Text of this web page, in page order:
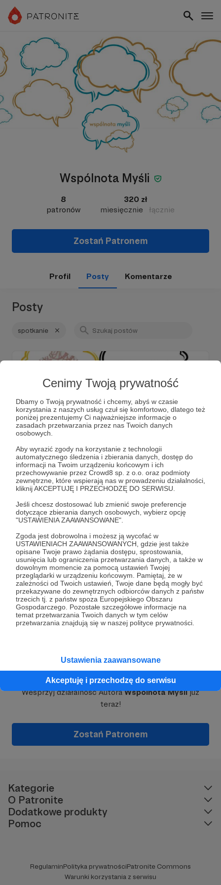
Cenimy Twoją prywatność
Dbamy o Twoją prywatność i chcemy, abyś w czasie
korzystania z naszych usług czuł się komfortowo, dlatego też
poniżej prezentujemy Ci najważniejsze informacje o
zasadach przetwarzania przez nas Twoich danych
osobowych.
Aby wyrazić zgody na korzystanie z technologii
automatycznego śledzenia i zbierania danych, dostęp do
informacji na Twoim urządzeniu końcowym i ich
przechowywanie przez Crowd8 sp. z o.o. oraz podmioty
zewnętrzne, które wspierają nas w prowadzeniu działalności,
kliknij AKCEPTUJĘ I PRZECHODZĘ DO SERWISU.
Jeśli chcesz dostosować lub zmienić swoje preferencje
dotyczące zbierania danych osobowych, wybierz opcję
"USTAWIENIA ZAAWANSOWANE".
Zgoda jest dobrowolna i możesz ją wycofać w
USTAWIENIACH ZAAWANSOWANYCH, gdzie jest także
opisane Twoje prawo żądania dostępu, sprostowania,
usunięcia lub ograniczenia przetwarzania danych, a także w
dowolnym momencie za pomocą ustawień Twojej
przeglądarki w urządzeniu końcowym. Pamiętaj, że w
zależności od Twoich ustawień, Twoje dane będą mogły być
przekazywane do zewnętrznych odbiorców danych z państw
trzecich tj. z państw spoza Europejskiego Obszaru
Gospodarczego. Pozostałe szczegółowe informacje na
temat przetwarzania Twoich danych w tym celów
przetwarzania znajdują się w naszej polityce prywatności.
Ustawienia zaawansowane
Akceptuję i przechodzę do serwisu
Wspólnota Myśli
8
patronów
320 zł
miesięcznie
łącznie
Zostań Patronem
Profil Posty Komentarze
Posty
spotkanie
24.06.2023 ● Brak komentarzy
Najbliższe spotkanie Wspólnoty Myśli w
Gdańsku
26 czerwca o godzinie 18.00 w Bibliotece Manhattan
będzie miało miejsce kolejne spotkanie Wspólnoty Myśli.
Tym razem będziemy się zastanawiać nad sensem
filozofia spotkanie dyskusja +2
Dołącz do grona Patronów!
Wesprzyj działalność AutoraWspólnota Myślijuż
teraz!
Zostań Patronem
Kategorie
O Patronite
Dodatkowe produkty
Pomoc
RegulaminPolityka prywatnościPatronite Commons
Warunki korzystania z serwisu